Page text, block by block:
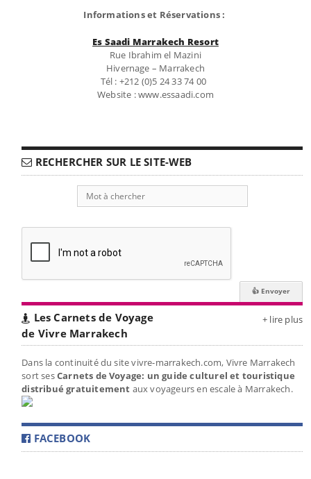
Informations et Réservations :
Es Saadi Marrakech Resort
Rue Ibrahim el Mazini
Hivernage – Marrakech
Tél : +212 (0)5 24 33 74 00
Website : www.essaadi.com
RECHERCHER SUR LE SITE-WEB
Les Carnets de Voyage
de Vivre Marrakech
+ lire plus
Dans la continuité du site vivre-marrakech.com, Vivre Marrakech
sort sesCarnets de Voyage: un guide culturel et touristique
distribué gratuitement aux voyageurs en escale à Marrakech.
FACEBOOK